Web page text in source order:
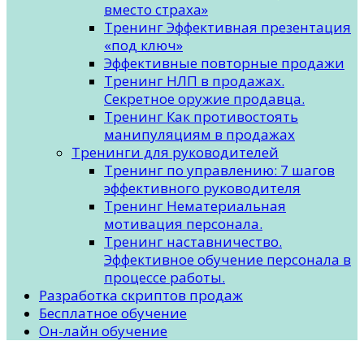
вместо страха»
Тренинг Эффективная презентация
«под ключ»
Эффективные повторные продажи
Тренинг НЛП в продажах.
Секретное оружие продавца.
Тренинг Как противостоять
манипуляциям в продажах
Тренинги для руководителей
Тренинг по управлению: 7 шагов
эффективного руководителя
Тренинг Нематериальная
мотивация персонала.
Тренинг наставничество.
Эффективное обучение персонала в
процессе работы.
Разработка скриптов продаж
Бесплатное обучение
Он-лайн обучение